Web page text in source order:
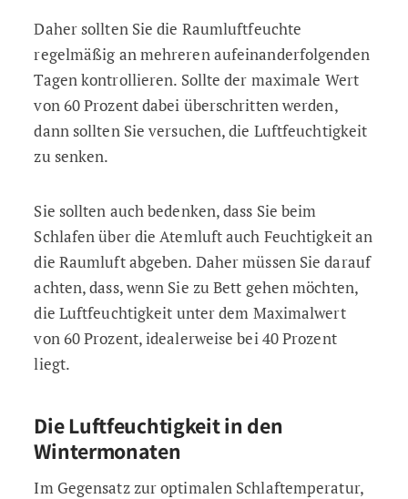
Daher sollten Sie die Raumluftfeuchte
regelmäßig an mehreren aufeinanderfolgenden
Tagen kontrollieren. Sollte der maximale Wert
von 60 Prozent dabei überschritten werden,
dann sollten Sie versuchen, die Luftfeuchtigkeit
zu senken.
Sie sollten auch bedenken, dass Sie beim
Schlafen über die Atemluft auch Feuchtigkeit an
die Raumluft abgeben. Daher müssen Sie darauf
achten, dass, wenn Sie zu Bett gehen möchten,
die Luftfeuchtigkeit unter dem Maximalwert
von 60 Prozent, idealerweise bei 40 Prozent
liegt.
Die Luftfeuchtigkeit in den
Wintermonaten
Im Gegensatz zur optimalen Schlaftemperatur,